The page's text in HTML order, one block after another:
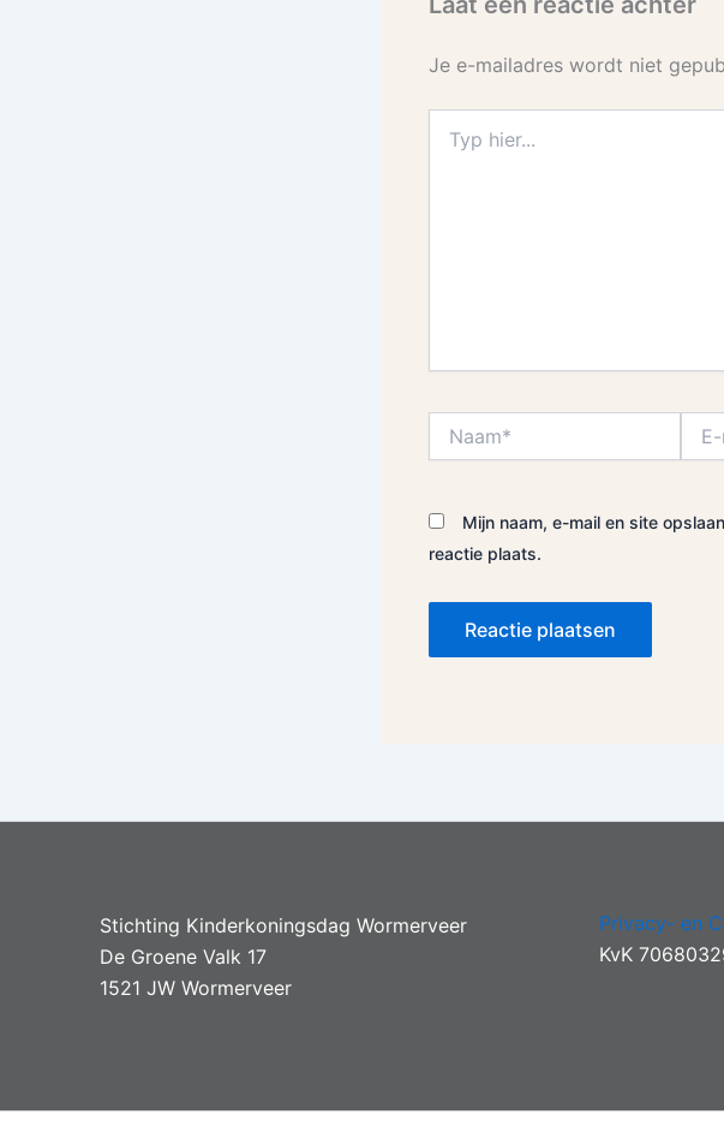
Je e-mailadres wordt niet
hier...
mail*
Mijn naam, e-mail en site
reactie plaats.
Stichting Kinderkoningsdag Wormerveer
De Groene Valk 17
1521 JW Wormerveer
Privacy- en
KvK